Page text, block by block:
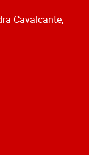
Cavalcante,